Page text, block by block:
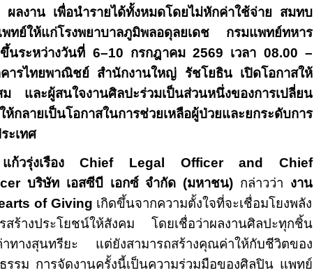
ผลงาน เพื่อนำรายได้ทั้งหมดโดยไม่หักค่าใช้จ่าย สมทบ
พทย์ให้แก่โรงพยาบาลภูมิพลอดุลยเดช กรมแพทย์ทหาร
นระหว่างวันที่ 6–10 กรกฎาคม2569 เวลา 08.00 –
รไทยพาณิชย์ สำนักงานใหญ่ รัชโยธิน เปิดโอกาสให้
และผู้สนใจงานศิลปะร่วมเป็นส่วนหนึ่งของการเปลี่ยน
กลายเป็นโอกาสในการช่วยเหลือผู้ป่วยและยกระดับการ
ะเทศ
ก้วรุ่งเรืองChief Legal Officer and Chief
บริษัท เอสซีบี เอกซ์ จำกัด (มหาชน) กล่าวว่า งาน
of Giving เกิดขึ้นจากความตั้งใจที่จะเชื่อมโยงพลัง
สร้างประโยชน์ให้สังคม โดยเชื่อว่าผลงานศิลปะทุกชิ้น
าทางสุนทรียะ แต่ยังสามารถสร้างคุณค่าให้กับชีวิตของ
รรม การจัดงานครั้งนี้เป็นความร่วมมือของศิลปิน แพทย์